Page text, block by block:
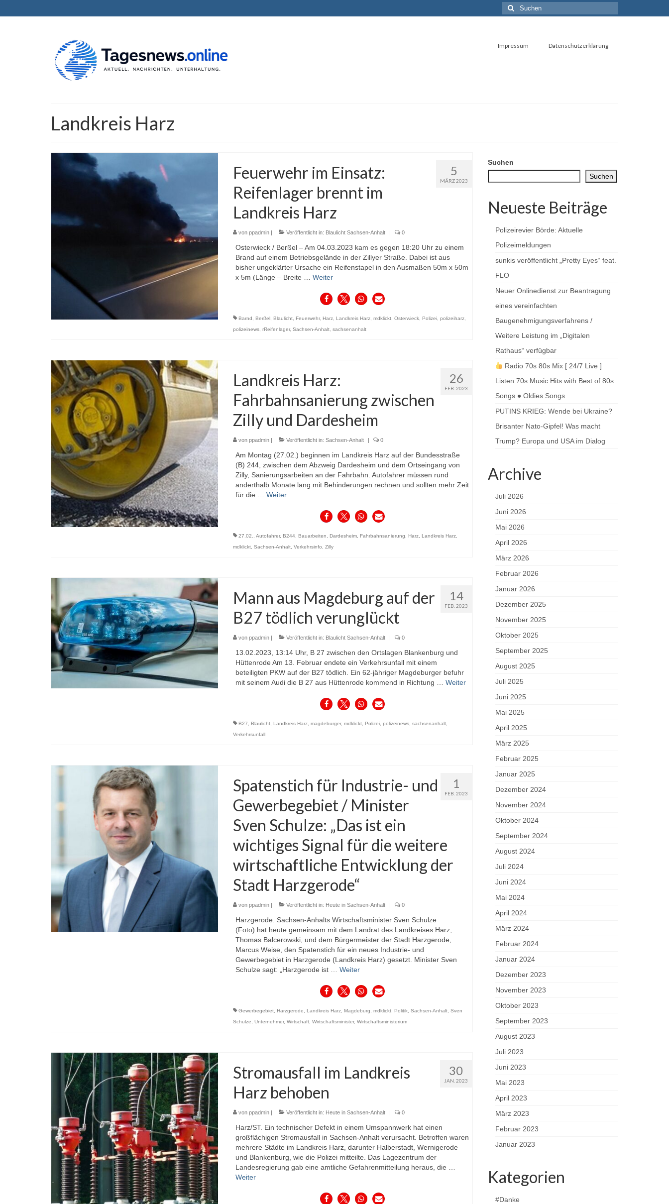
Suchen
nach:
Impressum Datenschutzerklärung
Landkreis Harz
5
MÄRZ 2023
Feuerwehr im Einsatz:
Reifenlager brennt im
Landkreis Harz
von ppadmin| Veröffentlicht in: Blaulicht Sachsen-Anhalt | 0
Osterwieck / Berßel – Am 04.03.2023 kam es gegen 18:20 Uhr zu einem
Brand auf einem Betriebsgelände in der Zillyer Straße. Dabei ist aus
bisher ungeklärter Ursache ein Reifenstapel in den Ausmaßen 50m x 50m
x 5m (Länge – Breite … Weiter
Barnd Berßel, Blaulicht, Feuerwehr, Harz, Landkreis Harz, mdklickt, Osterwieck, Polizei, polizeiharz,
polizeinews, rReifenlager, Sachsen-Anhalt, sachsenanhalt
26
FEB. 2023
Landkreis Harz:
Fahrbahnsanierung zwischen
Zilly und Dardesheim
von ppadmin| Veröffentlicht in: Sachsen-Anhalt | 0
Am Montag (27.02.) beginnen im Landkreis Harz auf der Bundesstraße
(B) 244, zwischen dem Abzweig Dardesheim und dem Ortseingang von
Zilly, Sanierungsarbeiten an der Fahrbahn. Autofahrer müssen rund
anderthalb Monate lang mit Behinderungen rechnen und sollten mehr Zeit
für die … Weiter
27.02. Autofahrer, B244, Bauarbeiten Dardesheim, Fahrbahnsanierung Harz, Landkreis Harz,
mdklickt, Sachsen-Anhalt, Verkehrsinfo Zilly
14
FEB. 2023
Mann aus Magdeburg auf der
B27 tödlich verunglückt
von ppadmin| Veröffentlicht in: Blaulicht Sachsen-Anhalt | 0
13.02.2023, 13:14 Uhr, B 27 zwischen den Ortslagen Blankenburg und
Hüttenrode Am 13. Februar endete ein Verkehrsunfall mit einem
beteiligten PKW auf der B27 tödlich. Ein 62-jähriger Magdeburger befuhr
mit seinem Audi die B 27 aus Hüttenrode kommend in Richtung … Weiter
B27 Blaulicht, Landkreis Harz, magdeburger, mdklickt, Polizei, polizeinews, sachsenanhalt,
Verkehrsunfall
1
FEB. 2023
Spatenstich für Industrie- und
Gewerbegebiet / Minister
Sven Schulze: „Das ist ein
wichtiges Signal für die weitere
wirtschaftliche Entwicklung der
Stadt Harzgerode“
von ppadmin| Veröffentlicht in: Heute in Sachsen-Anhalt | 0
Harzgerode. Sachsen-Anhalts Wirtschaftsminister Sven Schulze
(Foto) hat heute gemeinsam mit dem Landrat des Landkreises Harz,
Thomas Balcerowski, und dem Bürgermeister der Stadt Harzgerode,
Marcus Weise, den Spatenstich für ein neues Industrie- und
Gewerbegebiet in Harzgerode (Landkreis Harz) gesetzt. Minister Sven
Schulze sagt: „Harzgerode ist … Weiter
Gewerbegebiet, Harzgerode Landkreis Harz, Magdeburg mdklickt, Politik, Sachsen-Anhalt, Sven
Schulze
Unternehmer, Wirtschaft, Wirtschaftsminister, Wirtschaftsministerium
30
JAN. 2023
Stromausfall im Landkreis
Harz behoben
von ppadmin| Veröffentlicht in: Heute in Sachsen-Anhalt | 0
Harz/ST. Ein technischer Defekt in einem Umspannwerk hat einen
großflächigen Stromausfall in Sachsen-Anhalt verursacht. Betroffen waren
mehrere Städte im Landkreis Harz, darunter Halberstadt, Wernigerode
und Blankenburg, wie die Polizei mitteilte. Das Lagezentrum der
Landesregierung gab eine amtliche Gefahrenmitteilung heraus, die …
Weiter
Suchen
Suchen
Neueste Beiträge
Polizeirevier Börde: Aktuelle
Polizeimeldungen
sunkis veröffentlicht „Pretty Eyes“ feat.
FLO
Neuer Onlinedienst zur Beantragung
eines vereinfachten
Baugenehmigungsverfahrens /
Weitere Leistung im „Digitalen
Rathaus“ verfügbar
Radio 70s 80s Mix [ 24/7 Live ]
Listen 70s Music Hits with Best of 80s
Songs ● Oldies Songs
PUTINS KRIEG: Wende bei Ukraine?
Brisanter Nato-Gipfel! Was macht
Trump? Europa und USA im Dialog
Archive
Juli 2026
Juni 2026
Mai 2026
April 2026
März 2026
Februar 2026
Januar 2026
Dezember 2025
November 2025
Oktober 2025
September 2025
August 2025
Juli 2025
Juni 2025
Mai 2025
April 2025
März 2025
Februar 2025
Januar 2025
Dezember 2024
November 2024
Oktober 2024
September 2024
August 2024
Juli 2024
Juni 2024
Mai 2024
April 2024
März 2024
Februar 2024
Januar 2024
Dezember 2023
November 2023
Oktober 2023
September 2023
August 2023
Juli 2023
Juni 2023
Mai 2023
April 2023
März 2023
Februar 2023
Januar 2023
Kategorien
#Danke